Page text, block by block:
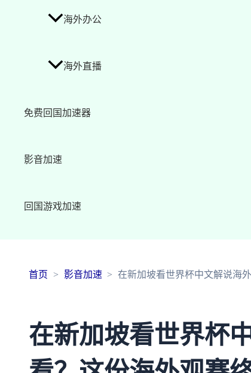
海外办公
海外直播
免费回国加速器
影音加速
回国游戏加速
首页 影音加速 在新加坡看世界杯中文解说海
在新加坡看世界杯